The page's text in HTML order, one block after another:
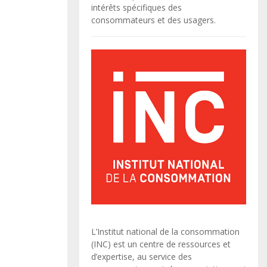
intérêts spécifiques des
consommateurs et des usagers.
L’Institut national de la consommation
(INC) est un centre de ressources et
d’expertise, au service des